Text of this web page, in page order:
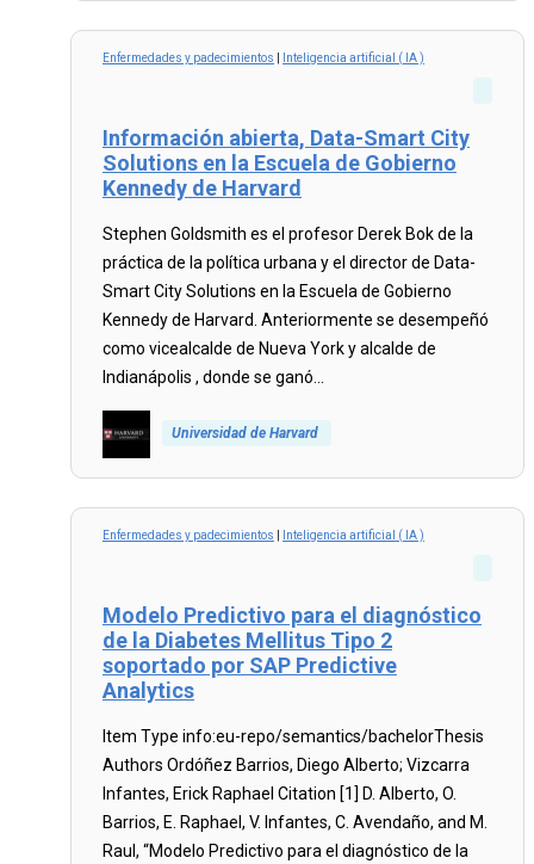
Enfermedades y padecimientos Inteligencia artificial ( IA )
Información abierta, Data-Smart City
Solutions en la Escuela de Gobierno
Kennedy de Harvard
Stephen Goldsmith es el profesor Derek Bok de la
práctica de la política urbana y el director de Data-
Smart City Solutions en la Escuela de Gobierno
Kennedy de Harvard. Anteriormente se desempeñó
como vicealcalde de Nueva York y alcalde de
Indianápolis , donde se ganó...
Universidad de Harvard
Enfermedades y padecimientos Inteligencia artificial ( IA )
Modelo Predictivo para el diagnóstico
de la Diabetes Mellitus Tipo 2
soportado por SAP Predictive
Analytics
Item Type info:eu-repo/semantics/bachelorThesis
Authors Ordóñez Barrios, Diego Alberto; Vizcarra
Infantes, Erick Raphael Citation [1] D. Alberto, O.
Barrios, E. Raphael, V. Infantes, C. Avendaño, and M.
Raul, “Modelo Predictivo para el diagnóstico de la